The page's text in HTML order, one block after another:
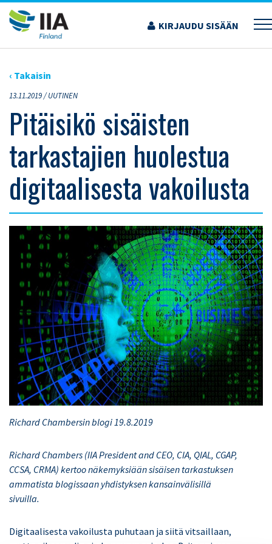
Siirry
sisältöön
KIRJAUDU SISÄÄN
›ARTIKKELIT›PITÄISIKÖ SISÄISTEN TARKASTAJIEN HUOLESTUA
DIGITAALISESTA VAKOILUSTA
‹ Takaisin
13.11.2019 /UUTINEN
Pitäisikö sisäisten
tarkastajien huolestua
digitaalisesta vakoilusta
Richard Chambersin blogi 19.8.2019
Richard Chambers (IIA President and CEO, CIA, QIAL, CGAP,
CCSA, CRMA) kertoo näkemyksiään sisäisen tarkastuksen
ammatista blogissaan yhdistyksen kansainvälisillä
sivuilla.
Digitaalisesta vakoilusta puhutaan ja siitä vitsaillaan,